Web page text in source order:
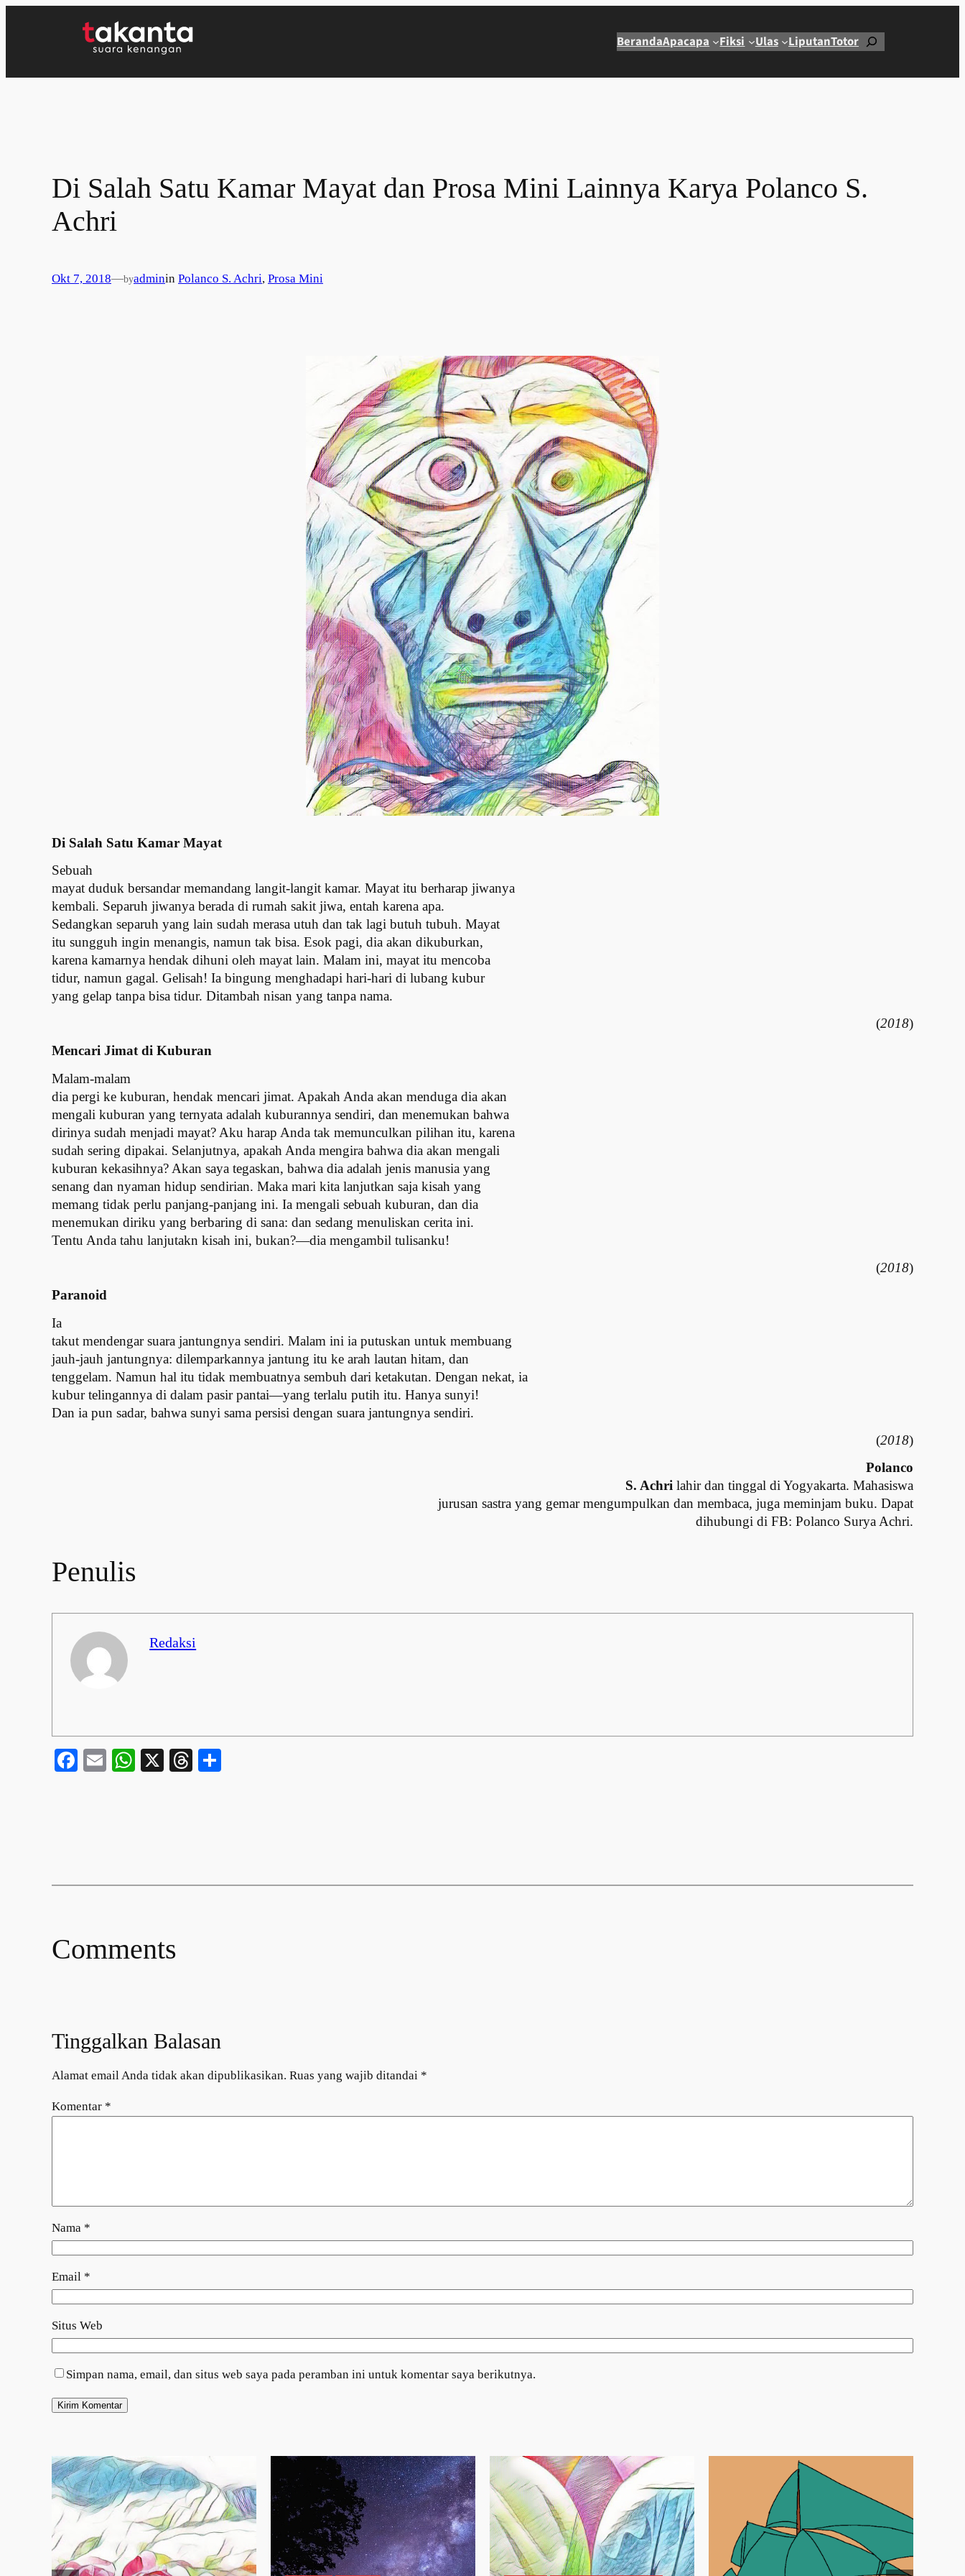
BerandaApacapa Fiksi Ulas LiputanTotorCari
Di Salah Satu Kamar Mayat dan Prosa Mini Lainnya Karya Polanco S.
Achri
Okt 7, 2018—byadminin Polanco S. Achri, Prosa Mini
Di Salah Satu Kamar Mayat
Sebuah
mayat duduk bersandar memandang langit-langit kamar. Mayat itu berharap jiwanya
kembali. Separuh jiwanya berada di rumah sakit jiwa, entah karena apa.
Sedangkan separuh yang lain sudah merasa utuh dan tak lagi butuh tubuh. Mayat
itu sungguh ingin menangis, namun tak bisa. Esok pagi, dia akan dikuburkan,
karena kamarnya hendak dihuni oleh mayat lain. Malam ini, mayat itu mencoba
tidur, namun gagal. Gelisah! Ia bingung menghadapi hari-hari di lubang kubur
yang gelap tanpa bisa tidur. Ditambah nisan yang tanpa nama.
(2018)
Mencari Jimat di Kuburan
Malam-malam
dia pergi ke kuburan, hendak mencari jimat. Apakah Anda akan menduga dia akan
mengali kuburan yang ternyata adalah kuburannya sendiri, dan menemukan bahwa
dirinya sudah menjadi mayat? Aku harap Anda tak memunculkan pilihan itu, karena
sudah sering dipakai. Selanjutnya, apakah Anda mengira bahwa dia akan mengali
kuburan kekasihnya? Akan saya tegaskan, bahwa dia adalah jenis manusia yang
senang dan nyaman hidup sendirian. Maka mari kita lanjutkan saja kisah yang
memang tidak perlu panjang-panjang ini. Ia mengali sebuah kuburan, dan dia
menemukan diriku yang berbaring di sana: dan sedang menuliskan cerita ini.
Tentu Anda tahu lanjutakn kisah ini, bukan?—dia mengambil tulisanku!
(2018)
Paranoid
Ia
takut mendengar suara jantungnya sendiri. Malam ini ia putuskan untuk membuang
jauh-jauh jantungnya: dilemparkannya jantung itu ke arah lautan hitam, dan
tenggelam. Namun hal itu tidak membuatnya sembuh dari ketakutan. Dengan nekat, ia
kubur telingannya di dalam pasir pantai—yang terlalu putih itu. Hanya sunyi!
Dan ia pun sadar, bahwa sunyi sama persisi dengan suara jantungnya sendiri.
(2018)
Polanco
S. Achri lahir dan tinggal di Yogyakarta. Mahasiswa
jurusan sastra yang gemar mengumpulkan dan membaca, juga meminjam buku. Dapat
dihubungi di FB: Polanco Surya Achri.
Penulis
Redaksi
Facebook
EmailWhatsApp
X Threads
Comments
Tinggalkan Balasan
Alamat email Anda tidak akan dipublikasikan. Ruas yang wajib ditandai *
Komentar *
Nama *
Email *
Situs Web
Simpan nama, email, dan situs web saya pada peramban ini untuk komentar saya berikutnya.